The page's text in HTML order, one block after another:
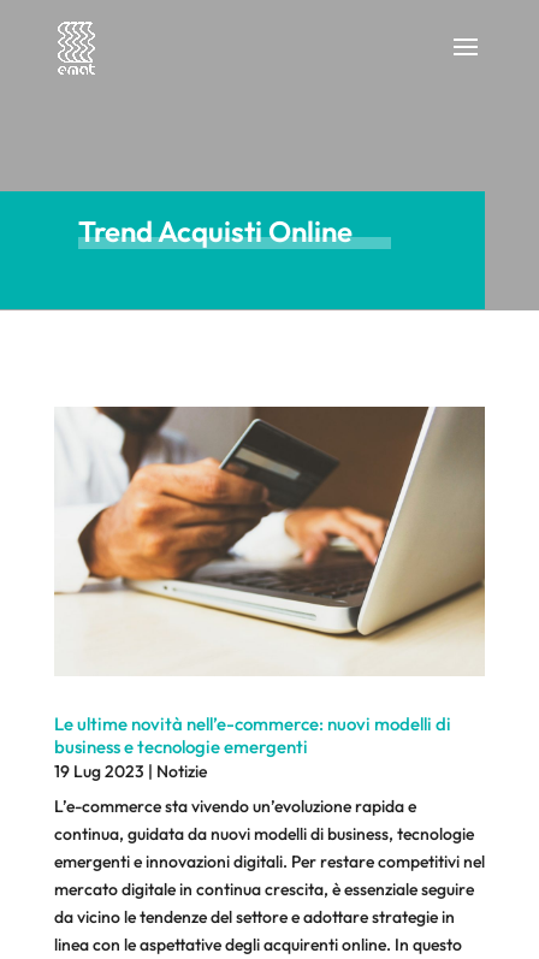
Trend Acquisti Online
Le ultime novità nell’e-commerce: nuovi modelli di
business e tecnologie emergenti
19 Lug 2023 | Notizie
L’e-commerce sta vivendo un’evoluzione rapida e
continua, guidata da nuovi modelli di business, tecnologie
emergenti e innovazioni digitali. Per restare competitivi nel
mercato digitale in continua crescita, è essenziale seguire
da vicino le tendenze del settore e adottare strategie in
linea con le aspettative degli acquirenti online. In questo